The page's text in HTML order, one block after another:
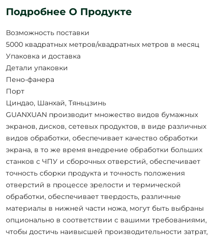
Подробнее О Продукте
Возможность поставки
5000 квадратных метров/квадратных метров в месяц
Упаковка и доставка
Детали упаковки
Пено-фанера
Порт
Циндао, Шанхай, Тяньцзинь
GUANXUAN производит множество видов бумажных
экранов, дисков, сетевых продуктов, в виде различных
видов обработки, обеспечивает качество обработки
экрана, в то же время внедрение обработки больших
станков с ЧПУ и сборочных отверстий, обеспечивает
точность сборки продукта и точность положения
отверстий в процессе зрелости и термической
обработки, обеспечивает твердость, различные
материалы в нижней части ножа, могут быть выбраны
опционально в соответствии с вашими требованиями,
чтобы достичь наивысшей производительности затрат,